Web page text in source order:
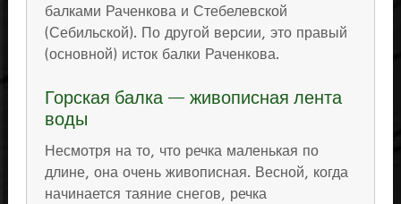
балками Раченкова и Стебелевской
(Себильской). По другой версии, это правый
(основной) исток балки Раченкова.
Горская балка — живописная лента
воды
Несмотря на то, что речка маленькая по
длине, она очень живописная. Весной, когда
начинается таяние снегов, речка